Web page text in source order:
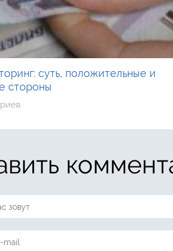
суть, положительные и
стороны